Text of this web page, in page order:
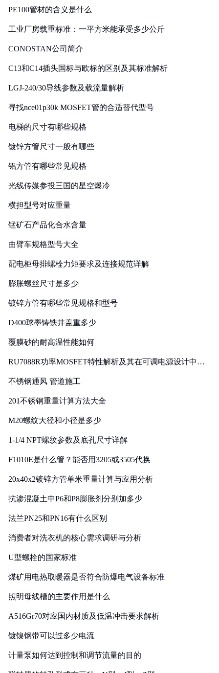
PE100管材的含义是什么
工业厂房载重标准：一平方米能承受多少公斤
CONOSTAN公司简介
C13和C14插头国标与欧标的区别及其标准解析
LGJ-240/30导线参数及载流量解析
寻找nce01p30k MOSFET管的合适替代型号
电梯的尺寸有哪些规格
镀锌方管尺寸一般有哪些
铝方管有哪些常见规格
光线传媒参投三国的星空爆冷
横担型号对应重量
锰矿石产品化合水含量
曲臂车规格型号大全
配电柜母排螺栓力矩要求及连接规范详解
膨胀螺丝尺寸是多少
镀锌方管有哪些常见规格和型号
D400球墨铸铁井盖重多少
覆膜砂的耐高温性能如何
RU7088R功率MOSFET特性解析及其在可调电源设计中的
不锈钢通风 管道施工
201不锈钢重量计算方法大全
M20螺纹大径和小径是多少
1-1/4 NPT螺纹参数及底孔尺寸详解
F1010E是什么管？能否用3205或3505代换
20x40x2镀锌方管单米重量计算与应用分析
抗渗混凝土中P6和P8膨胀剂分别加多少
法兰PN25和PN16有什么区别
消费者对洗衣机的核心需求调研与分析
U型螺栓的国家标准
煤矿用电热取暖器是否符合防爆电气设备标准
照明母线槽的主要作用是什么
A516Gr70对应国内材质及低温冲击要求解析
镀镍钢带可以过多少电流
计量泵如何达到控制和调节流量的目的